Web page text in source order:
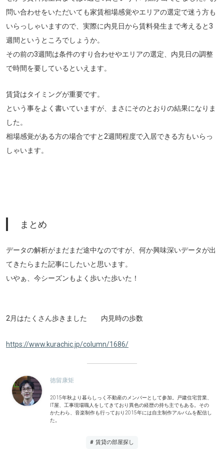
問い合わせをいただいても家賃相場感覚やエリアの選定で迷う方も
いらっしゃいますので、実際に内見日から賃料発生まで考えると3
週間というところでしょうか。
その前の3週間は条件のすり合わせやエリアの選定、内見日の調整
で時間を要しているといえます。
賃貸はタイミングが重要です。
という事をよく書いていますが、まさにそのとおりの結果になりま
した。
相場感覚がある方の場合ですと2週間程度で入居できる方もいらっ
しゃいます。
まとめ
データの解析がまだまだ途中なのですが、何か興味深いデータが出
てきたらまた記事にしたいと思います。
いやぁ、今シーズンもよく歩いた歩いた！
2月はたくさん歩きました 内見時の歩数
https://www.kurachic.jp/column/1686/
徳留康矩
2015年秋より暮らしっく不動産のメンバーとして参加。戸建住宅営業、
IT屋、工事現場職人をしてきており異色の経歴の持ち主でもある。その
かたわら、音楽制作も行っており2015年には自主制作アルバムを配信し
た。
# 賃貸の部屋探し